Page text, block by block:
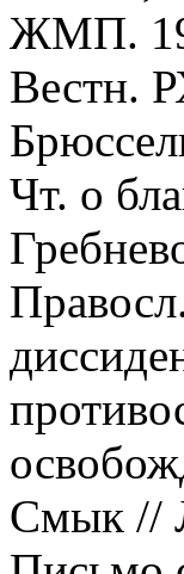
ЖМП.
Вестн.
Чт. о
Смык //